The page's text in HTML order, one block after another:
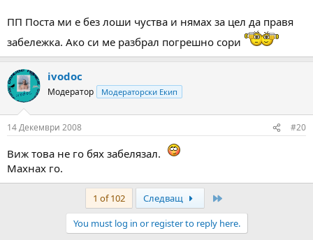
ПП Поста ми е без лоши чуства и нямах за цел да правя
забележка. Ако си ме разбрал погрешно сори
ivodoc
Модератор Модераторски Екип
14 Декември 2008 #20
Виж това не го бях забелязал.
Махнах го.
1 of 102 Следващ
You must log in or register to reply here.